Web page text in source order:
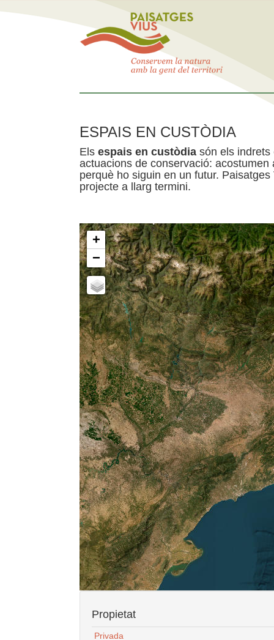
ESPAIS EN CUSTÒDIA
Els espais en custòdia són els indrets
actuacions de conservació:
perquè ho siguin en un futur.
projecte a llarg termini.
+
−
Propietat
Privada